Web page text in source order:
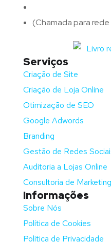
(Chamada para
Serviços
Criação de Site
Criação de Loja Online
Otimização de SEO
Google Adwords
Branding
Gestão de Redes
Auditoria a Lojas Online
Consultoria de
Informações
Sobre Nós
Política de Cookies
Política de Privacidade